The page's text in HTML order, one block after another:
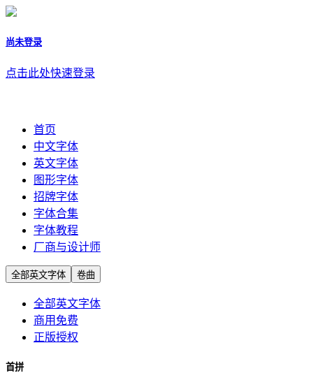
尚未登录
点击此处快速登录
首页
中文字体
英文字体
图形字体
招牌字体
字体合集
字体教程
厂商与设计师
全部英文字体 卷曲
全部英文字体
商用免费
正版授权
首拼